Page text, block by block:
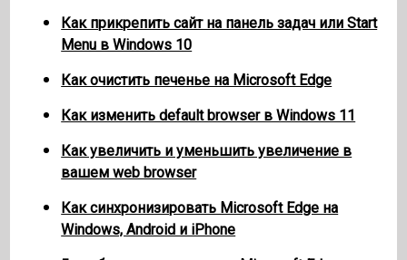
Как прикрепить сайт на панель задач или Start
Menu в Windows 10
Как очистить печенье на Microsoft Edge
Как изменить default browser в Windows 11
Как увеличить и уменьшить увеличение в
вашем web browser
Как синхронизировать Microsoft Edge на
Windows, Android и iPhone